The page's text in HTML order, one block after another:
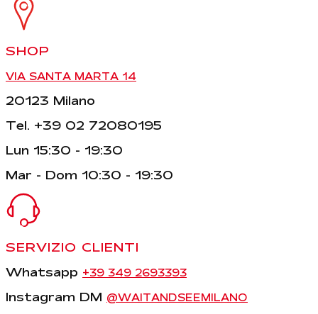
SHOP
VIA SANTA MARTA 14
20123 Milano
Tel. +39 02 72080195
Lun 15:30 - 19:30
Mar - Dom 10:30 - 19:30
SERVIZIO CLIENTI
Whatsapp +39 349 2693393
Instagram DM @WAITANDSEEMILANO